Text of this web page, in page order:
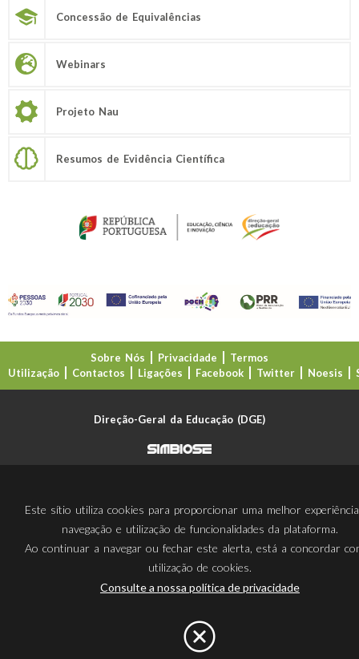
Concessão de Equivalências
Webinars
Projeto Nau
Resumos de Evidência Científica
Sobre Nós Privacidade
Termos
Utilização
Contactos Ligações Facebook Twitter Noesis
Direção-Geral da Educação (DGE)
Este sítio utiliza cookies para proporcionar uma melhor
navegação e utilização de funcionalidades da plataforma.
Ao continuar a navegar ou fechar este alerta, está a concordar
utilização de cookies.
Consulte a nossa política de privacidade